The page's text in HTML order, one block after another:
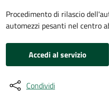
Procedimento di rilascio
automezzi pesanti nel centro
Accedi al servizio
Condividi